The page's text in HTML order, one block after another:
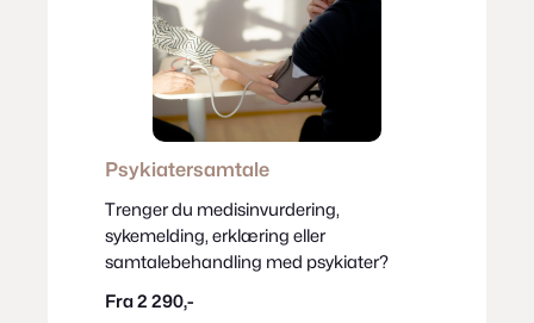
Psykiatersamtale
Trenger du medisinvurdering,
sykemelding, erklæring eller
samtalebehandling med psykiater?
Fra 2 290,-